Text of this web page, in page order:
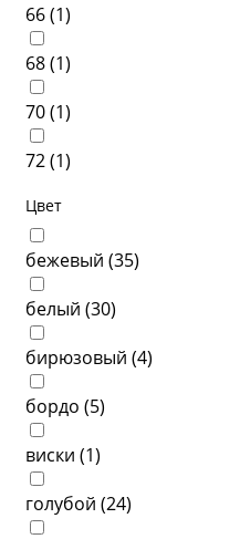
66 (1)
68 (1)
70 (1)
72 (1)
Цвет
бежевый (35)
белый (30)
бирюзовый (4)
бордо (5)
виски (1)
голубой (24)